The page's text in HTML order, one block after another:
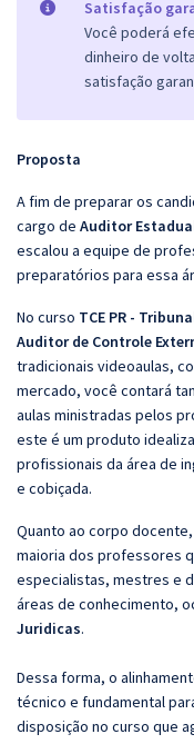
Satisfação
Você poderá
dinheiro de
satisfação
Proposta
A fim de preparar os
cargo de Auditor
escalou a equipe de
preparatórios para essa
No curso TCE PR -
Auditor de Controle
tradicionais videoaulas,
mercado, você contará
aulas ministradas pelos
este é um produto
profissionais da área de
e cobiçada.
Quanto ao corpo
maioria dos professores
especialistas, mestres e
áreas de conhecimento,
Juridicas.
Dessa forma, o
técnico e fundamental
disposição no curso que